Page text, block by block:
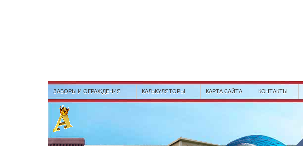
ЗАБОРЫ И ОГРАЖДЕНИЯ КАЛЬКУЛЯТОРЫ КАРТА САЙТА КОНТАКТЫ